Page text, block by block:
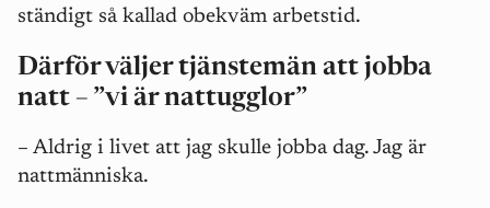
ständigt så kallad obekväm arbetstid.
Därför väljer tjänstemän att jobba
natt – ”vi är nattugglor”
– Aldrig i livet att jag skulle jobba dag. Jag är
nattmänniska.